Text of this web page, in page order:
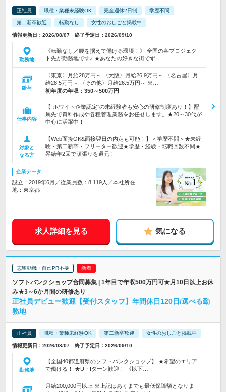
正社員 職種・業種未経験OK 完全週休2日制 学歴不問
第二新卒歓迎 転勤なし 女性のおしごと掲載中
情報更新日：2026/08/07 終了予定日：2026/09/10
勤務地
《転勤なし／腰を据えて働ける環境！》 全国の各プロジェク
ト先が勤務地です♪ ★あなたの好きな街でず…
給与
〈東京〉月給28万円～ 〈大阪〉月給26.9万円～ 〈名古屋〉月
給28.5万円～ 〈その他〉月給26.5万円～ ※…
初年度の年収： 350～500万円
仕事内容
【“ホワイト企業認定”の未経験者も安心の研修制度あり！】配
属先で資料作成や各種管理業務をお任せします。★20～30代が
中心に活躍中！
対象と
なる方
【Web面接OK&面接翌日の内定も可能！】＜学歴不問＞★未経
験・第二新卒・フリーター歓迎★学歴・経験・転職回数不問★
昇給年2回で頑張りを還元！
企業データ
設立：2019年6月／従業員数：8,119人／本社所在
地：東京都
求人詳細を見る 気になる
志望動機・自己PR不要
ソフトバンクショップ合同募集 | 1年目で年収500万円可★月10日以上お休
み★3～6か月間の研修あり
正社員デビュー歓迎【受付スタッフ】年間休日120日/選べる勤
務地
正社員 職種・業種未経験OK 第二新卒歓迎 女性のおしごと掲載中
情報更新日：2026/08/07 終了予定日：2026/09/10
勤務地
【全国40都道府県のソフトバンクショップ】 ★希望のエリア
で働ける！ ★U・Iターン歓迎！ 《以下…
月給200,000円以上 ※上記はあくまでも最低保障額となりま